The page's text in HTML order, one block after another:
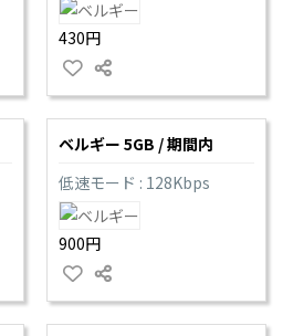
430円
ベルギー 5GB / 期間内
低速モード : 128Kbps
900円